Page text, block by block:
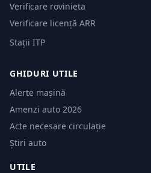
Verificare rovinieta
Verificare licență ARR
Stații ITP
GHIDURI UTILE
Alerte mașină
Amenzi auto 2026
Acte necesare circulație
Știri auto
UTILE